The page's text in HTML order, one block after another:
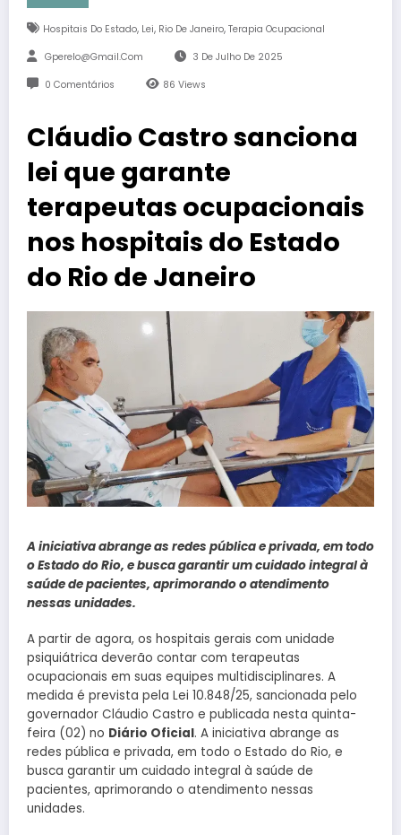
Hospitais Do Estado, Lei, Rio De Janeiro, Terapia Ocupacional
Gperelo@gmail.com 3 De Julho De 2025
0 Comentários 86 Views
Cláudio Castro sanciona
lei que garante
terapeutas ocupacionais
nos hospitais do Estado
do Rio de Janeiro
A iniciativa abrange as redes pública e privada, em todo
o Estado do Rio, e busca garantir um cuidado integral à
saúde de pacientes, aprimorando o atendimento
nessas unidades.
A partir de agora, os hospitais gerais com unidade
psiquiátrica deverão contar com terapeutas
ocupacionais em suas equipes multidisciplinares. A
medida é prevista pela Lei 10.848/25, sancionada pelo
governador Cláudio Castro e publicada nesta quinta-
feira (02) no Diário Oficial. A iniciativa abrange as
redes pública e privada, em todo o Estado do Rio, e
busca garantir um cuidado integral à saúde de
pacientes, aprimorando o atendimento nessas
unidades.